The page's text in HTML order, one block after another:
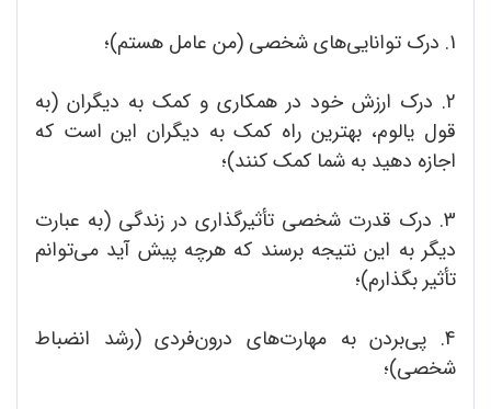
1. درک توانایی‌های شخصی (من عامل هستم)؛
2. درک ارزش خود در همکاری و کمک به دیگران (به
قول یالوم، بهترین راه کمک به دیگران این است که
اجازه دهید به شما کمک کنند)؛
3. درک قدرت شخصی تأثیرگذاری در زندگی (به عبارت
دیگر به این نتیجه برسند که هرچه پیش آید می‌توانم
تأثیر بگذارم)؛
4. پی‌بردن به مهارت‌های درون‌فردی (رشد انضباط
شخصی)؛